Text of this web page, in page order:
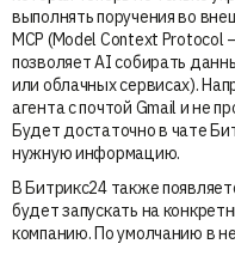
выполнять поручения во
MCP (Model Context
позволяет AI собирать
или облачных сервисах).
агента с почтой Gmail и не
Будет достаточно в чате
нужную информацию.
В Битрикс24 также
будет запускать на
компанию. По умолчанию в